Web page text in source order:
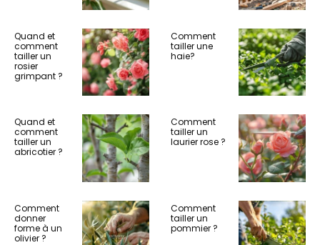
Quand et
comment
tailler un
rosier
grimpant ?
Comment
tailler une
haie?
Quand et
comment
tailler un
abricotier ?
Comment
tailler un
laurier rose ?
Comment
donner
forme à un
olivier ?
Comment
tailler un
pommier ?